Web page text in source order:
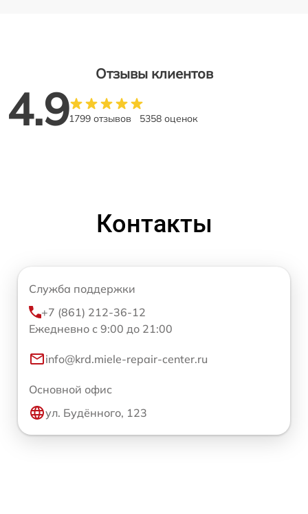
Отзывы клиентов
4.91799 отзывов 5358 оценок
Контакты
Служба поддержки
+7 (861) 212-36-12
Ежедневно с 9:00 до 21:00
info@krd.miele-repair-center.ru
Основной офис
ул. Будённого, 123